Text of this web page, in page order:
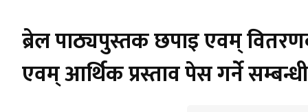
ब्रेल पाठ्यपुस्तक छपाइ एवम्
एवम् आर्थिक प्रस्ताव पेस गर्ने